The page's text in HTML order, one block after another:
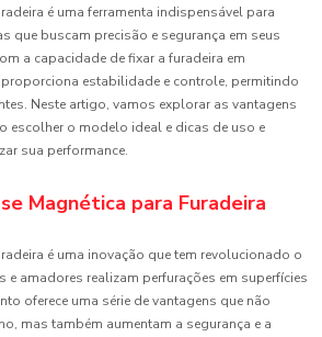
é uma ferramenta indispensável para
que buscam precisão e segurança em seus
a capacidade de fixar a furadeira em
estabilidade e controle, permitindo
Neste artigo, vamos explorar as vantagens
escolher o modelo ideal e dicas de uso e
sua performance.
Magnética para Furadeira
é uma inovação que tem revolucionado o
amadores realizam perfurações em superfícies
oferece uma série de vantagens que não
mas também aumentam a segurança e a